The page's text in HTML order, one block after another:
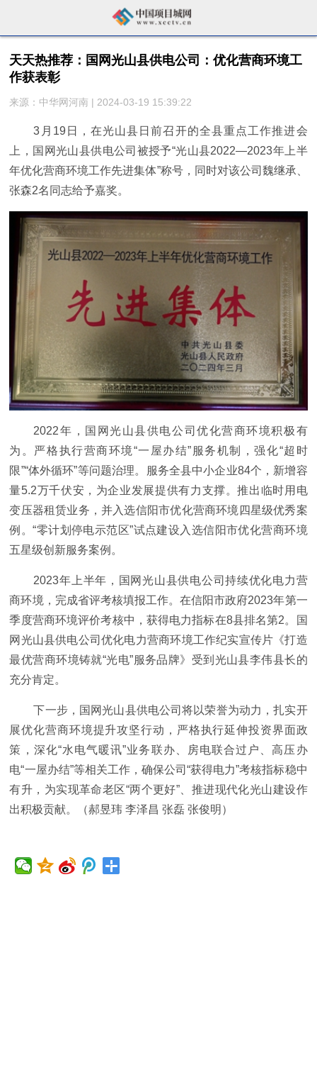
天天热推荐：​国网光山县供电公司：优化营商环境工
作获表彰
来源：中华网河南 | 2024-03-19 15:39:22
3月19日，在光山县日前召开的全县重点工作推进会
上，国网光山县供电公司被授予“光山县2022—2023年上半
年优化营商环境工作先进集体”称号，同时对该公司魏继承、
张森2名同志给予嘉奖。
2022年，国网光山县供电公司优化营商环境积极有
为。严格执行营商环境“一屋办结”服务机制，强化“超时
限”“体外循环”等问题治理。服务全县中小企业84个，新增容
量5.2万千伏安，为企业发展提供有力支撑。推出临时用电
变压器租赁业务，并入选信阳市优化营商环境四星级优秀案
例。“零计划停电示范区”试点建设入选信阳市优化营商环境
五星级创新服务案例。
2023年上半年，国网光山县供电公司持续优化电力营
商环境，完成省评考核填报工作。在信阳市政府2023年第一
季度营商环境评价考核中，获得电力指标在8县排名第2。国
网光山县供电公司优化电力营商环境工作纪实宣传片《打造
最优营商环境铸就“光电”服务品牌》受到光山县李伟县长的
充分肯定。
下一步，国网光山县供电公司将以荣誉为动力，扎实开
展优化营商环境提升攻坚行动，严格执行延伸投资界面政
策，深化“水电气暖讯”业务联办、房电联合过户、高压办
电“一屋办结”等相关工作，确保公司“获得电力”考核指标稳中
有升，为实现革命老区“两个更好”、推进现代化光山建设作
出积极贡献。（郝昱玮 李泽昌 张磊 张俊明）